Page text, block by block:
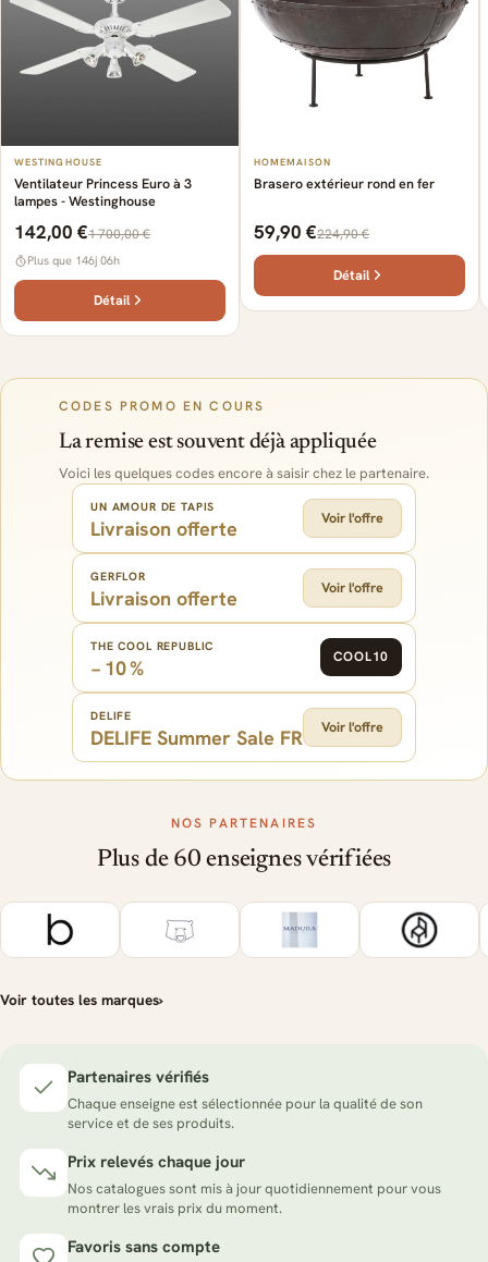
WESTINGHOUSE
Ventilateur Princess Euro à 3
lampes - Westinghouse
142,00 €1 700,00 €
Plus que 146j 06h
Détail
HOMEMAISON
Brasero extérieur rond en fer
59,90 €224,90 €
Détail
CODES PROMO EN COURS
La remise est souvent déjà appliquée
Voici les quelques codes encore à saisir chez le partenaire.
UN AMOUR DE TAPIS
Livraison offerte Voir l'offre
GERFLOR
Livraison offerte Voir l'offre
THE COOL REPUBLIC
− 10 % COOL10
DELIFE
DELIFE Summer Sale FR Voir l'offre
NOS PARTENAIRES
Plus de 60 enseignes vérifiées
Voir toutes les marques›
Partenaires vérifiés
Chaque enseigne est sélectionnée pour la qualité de son
service et de ses produits.
Prix relevés chaque jour
Nos catalogues sont mis à jour quotidiennement pour vous
montrer les vrais prix du moment.
Favoris sans compte